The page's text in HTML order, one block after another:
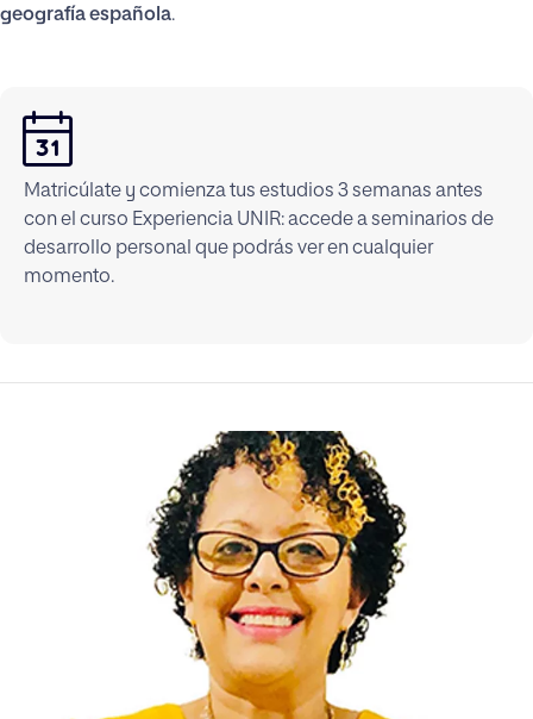
geografía española.
Matricúlate y comienza tus estudios 3 semanas antes
con el curso Experiencia UNIR: accede a seminarios de
desarrollo personal que podrás ver en cualquier
momento.